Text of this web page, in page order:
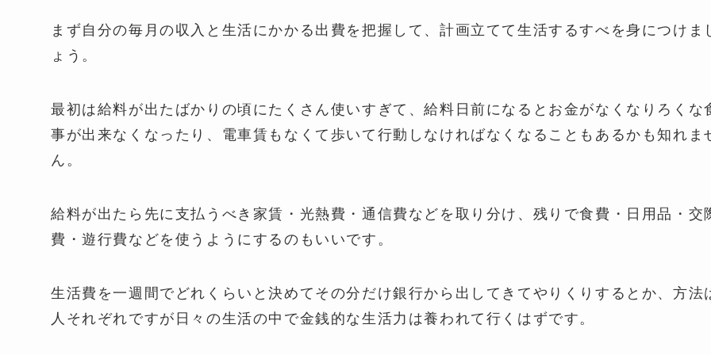
まず自分の毎月の収入と生活にかかる出費を把握して、計画立てて生活するすべを身につけま
ょう。
最初は給料が出たばかりの頃にたくさん使いすぎて、給料日前になるとお金がなくなりろくな
事が出来なくなったり、電車賃もなくて歩いて行動しなければなくなることもあるかも知れま
ん。
給料が出たら先に支払うべき家賃・光熱費・通信費などを取り分け、残りで食費・日用品・交
費・遊行費などを使うようにするのもいいです。
生活費を一週間でどれくらいと決めてその分だけ銀行から出してきてやりくりするとか、方法
人それぞれですが日々の生活の中で金銭的な生活力は養われて行くはずです。